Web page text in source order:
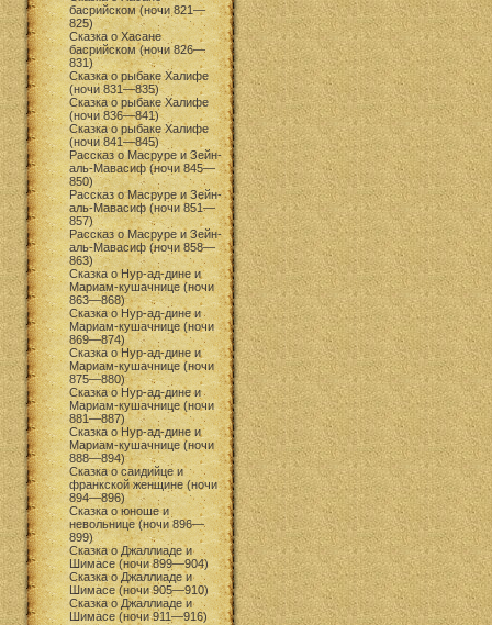
басрийском (ночи 821—
825)
Сказка о Хасане
басрийском (ночи 826—
831)
Сказка о рыбаке Халифе
(ночи 831—835)
Сказка о рыбаке Халифе
(ночи 836—841)
Сказка о рыбаке Халифе
(ночи 841—845)
Рассказ о Масруре и Зейн-
аль-Мавасиф (ночи 845—
850)
Рассказ о Масруре и Зейн-
аль-Мавасиф (ночи 851—
857)
Рассказ о Масруре и Зейн-
аль-Мавасиф (ночи 858—
863)
Сказка о Нур-ад-дине и
Мариам-кушачнице (ночи
863—868)
Сказка о Нур-ад-дине и
Мариам-кушачнице (ночи
869—874)
Сказка о Нур-ад-дине и
Мариам-кушачнице (ночи
875—880)
Сказка о Нур-ад-дине и
Мариам-кушачнице (ночи
881—887)
Сказка о Нур-ад-дине и
Мариам-кушачнице (ночи
888—894)
Сказка о саидийце и
франкской женщине (ночи
894—896)
Сказка о юноше и
невольнице (ночи 896—
899)
Сказка о Джаллиаде и
Шимасе (ночи 899—904)
Сказка о Джаллиаде и
Шимасе (ночи 905—910)
Сказка о Джаллиаде и
Шимасе (ночи 911—916)